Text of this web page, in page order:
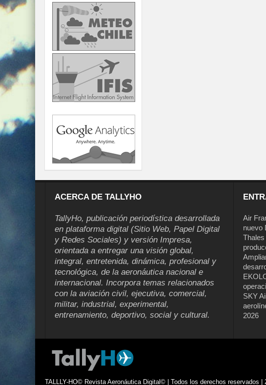
ACERCA DE TALLYHO
TallyHo, publicación periodística desarrollada
en plataforma digital (Sitio Web, Papel Digital
y Redes Sociales) y versión Impresa,
orientada a entregar una visión global,
integral, entretenida, dinámica, profesional y
tecnológica, de la aeronáutica nacional e
internacional. Incorpora temas relacionados
con la aviación civil, ejecutiva, comercial,
militar, industrial, experimental,
entrenamiento, deportivo, social y cultural.
Air
nuevo
SKY
2026
TALLLY-HO© Revista Aeronáutica Digital© | Todos los derechos reservados |